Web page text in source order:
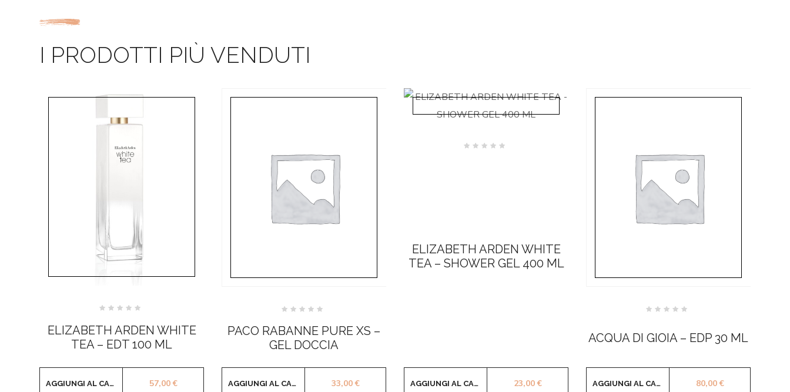
I PRODOTTI PIÙ VENDUTI
su
5
ELIZABETH ARDEN WHITE
TEA – EDT 100 ML
57,00€
AGGIUNGI AL CARRELLO
su
5
PACO RABANNE PURE XS –
GEL DOCCIA
33,00€
AGGIUNGI AL CARRELLO
ELIZABETH ARDEN WHITE
TEA – SHOWER GEL 400 ML
23,00€
AGGIUNGI AL CARRELLO
5
ACQUA DI GIOIA – EDP 30 ML
80,00€
AGGIUNGI AL CARRELLO